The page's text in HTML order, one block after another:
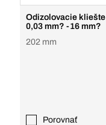
Odizolovacie kliešte
0,03 mm? -16 mm?
202 mm
Porovnať